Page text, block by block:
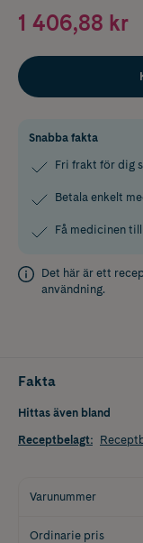
1 406,88 kr
Snabba fakta
Fri frakt för dig
Betala enkelt
Få medicinen
Det här är ett
användning.
Fakta
Hittas även bland
Receptbelagt:
Varunummer
Ordinarie pris